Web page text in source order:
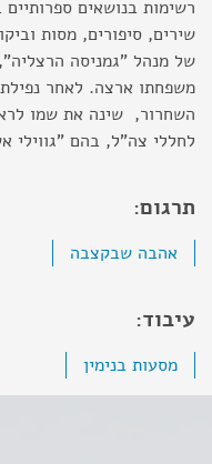
רשימות בנושאים
של מנהל "גמניסה הרצליה",
משפחתו ארצה. לאחר
השחרור, שינה את שמו
לחללי צה"ל, בהם "גווילי
תרגום:
אהבה שבקצבה
עיבוד:
מסעות בנימין